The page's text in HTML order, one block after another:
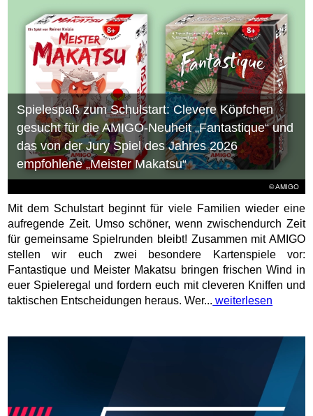
© AMIGO
Spielespaß zum Schulstart: Clevere Köpfchen
gesucht für die AMIGO-Neuheit „Fantastique“ und
das von der Jury Spiel des Jahres 2026
empfohlene „Meister Makatsu“
Mit dem Schulstart beginnt für viele Familien wieder eine
aufregende Zeit. Umso schöner, wenn zwischendurch Zeit
für gemeinsame Spielrunden bleibt! Zusammen mit AMIGO
stellen wir euch zwei besondere Kartenspiele vor:
Fantastique und Meister Makatsu bringen frischen Wind in
euer Spieleregal und fordern euch mit cleveren Kniffen und
taktischen Entscheidungen heraus. Wer... weiterlesen